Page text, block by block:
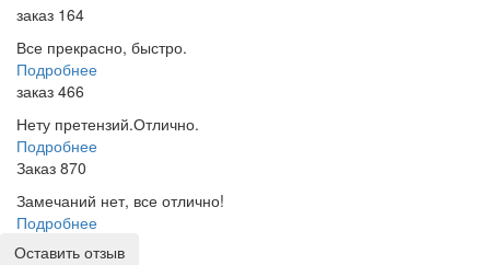
заказ 164
Все прекрасно, быстро.
Подробнее
заказ 466
Нету претензий.Отлично.
Подробнее
Заказ 870
Замечаний нет, все отлично!
Подробнее
Оставить отзыв